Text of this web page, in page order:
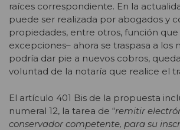
raíces correspondiente. En la
puede ser realizada por abogados y
propiedades, entre otros, función que
excepciones– ahora se traspasa a los
podría dar pie a nuevos cobros,
voluntad de la notaría que realice el
El artículo 401 Bis de la propuesta
numeral 12, la tarea de “remitir
conservador competente, para su